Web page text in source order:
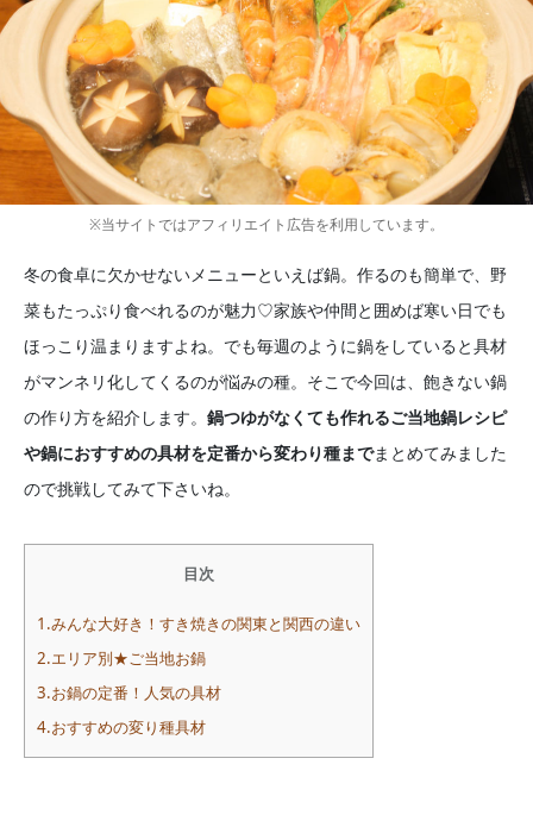
※当サイトではアフィリエイト広告を利用しています。
冬の食卓に欠かせないメニューといえば鍋。作るのも簡単で、野
菜もたっぷり食べれるのが魅力♡家族や仲間と囲めば寒い日でも
ほっこり温まりますよね。でも毎週のように鍋をしていると具材
がマンネリ化してくるのが悩みの種。そこで今回は、飽きない鍋
の作り方を紹介します。 鍋つゆがなくても作れるご当地鍋レシピ
や鍋におすすめの具材を定番から変わり種までまとめてみました
ので挑戦してみて下さいね。
目次
1.みんな大好き！すき焼きの関東と関西の違い
2.エリア別★ご当地お鍋
3.お鍋の定番！人気の具材
4.おすすめの変り種具材